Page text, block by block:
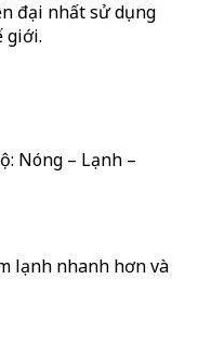
đại nhất sử dụng
giới.
Nóng – Lạnh –
lạnh nhanh hơn và